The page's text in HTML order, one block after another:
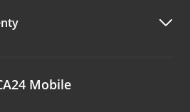
się z nami opinią o wizycie.
Mobile